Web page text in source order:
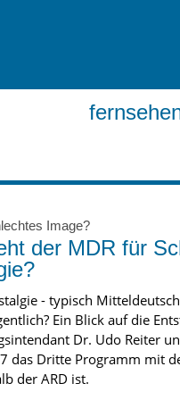
Image?
der MDR für
- typisch
Ein Blick auf die
Dr. Udo Reiter
das Dritte Programm mit
der ARD ist.